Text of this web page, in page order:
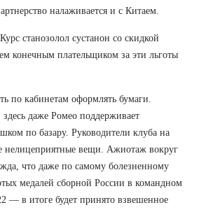
налаживается и с Китаем.
станозолол сустанон со скидкой
конечным плательщиком за эти льготы
по кабинетам оформлять бумаги.
, здесь даже Ромео поддерживает
по базару. Руководители клуба на
нелицеприятные вещи. Ажиотаж вокруг
что даже по самому болезненному
медалей сборной России в командном
— в итоге будет принято взвешенное